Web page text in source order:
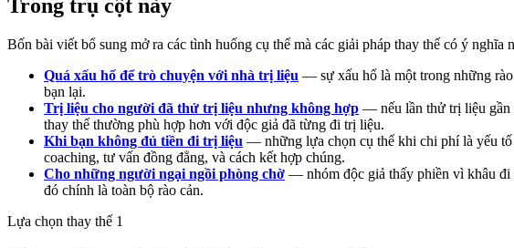
Trong trụ cột này
Bốn bài viết bổ sung mở ra các tình huống cụ thể mà các giải pháp thay thế có ý
Quá xấu hổ để trò chuyện với nhà trị liệu — sự xấu hổ là một trong những
bạn lại.
Trị liệu cho người đã thử trị liệu nhưng không hợp — nếu lần thử trị liệu gần
thay thế thường phù hợp hơn với độc giả đã từng đi trị liệu.
Khi bạn không đủ tiền đi trị liệu — những lựa chọn cụ thể khi chi phí là yếu tố
coaching, tư vấn đồng đẳng, và cách kết hợp chúng.
Cho những người ngại ngồi phòng chờ — nhóm độc giả thấy phiền vì khâu đi
đó chính là toàn bộ rào cản.
Lựa chọn thay thế 1